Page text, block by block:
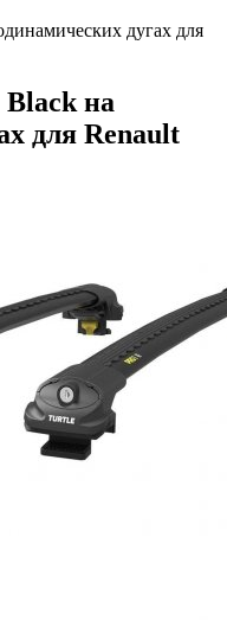
дугах для
на
для Renault